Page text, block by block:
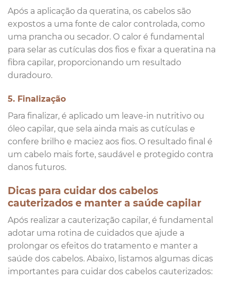
Após a aplicação da queratina, os cabelos são
expostos a uma fonte de calor controlada, como
uma prancha ou secador. O calor é fundamental
para selar as cutículas dos fios e fixar a queratina na
fibra capilar, proporcionando um resultado
duradouro.
5. Finalização
Para finalizar, é aplicado um leave-in nutritivo ou
óleo capilar, que sela ainda mais as cutículas e
confere brilho e maciez aos fios. O resultado final é
um cabelo mais forte, saudável e protegido contra
danos futuros.
Dicas para cuidar dos cabelos
cauterizados e manter a saúde capilar
Após realizar a cauterização capilar, é fundamental
adotar uma rotina de cuidados que ajude a
prolongar os efeitos do tratamento e manter a
saúde dos cabelos. Abaixo, listamos algumas dicas
importantes para cuidar dos cabelos cauterizados: